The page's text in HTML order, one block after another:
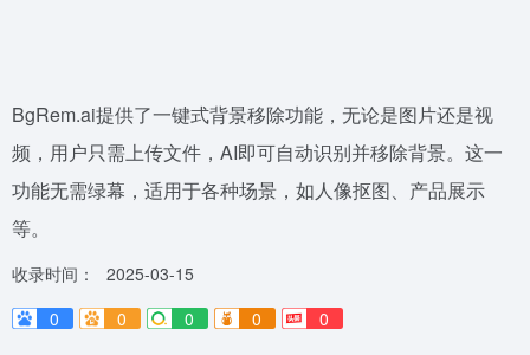
BgRem.ai提供了一键式背景移除功能，无论是图片还是视
频，用户只需上传文件，AI即可自动识别并移除背景。这一
功能无需绿幕，适用于各种场景，如人像抠图、产品展示
等。
收录时间：
2025-03-15
0
0 0 0 0